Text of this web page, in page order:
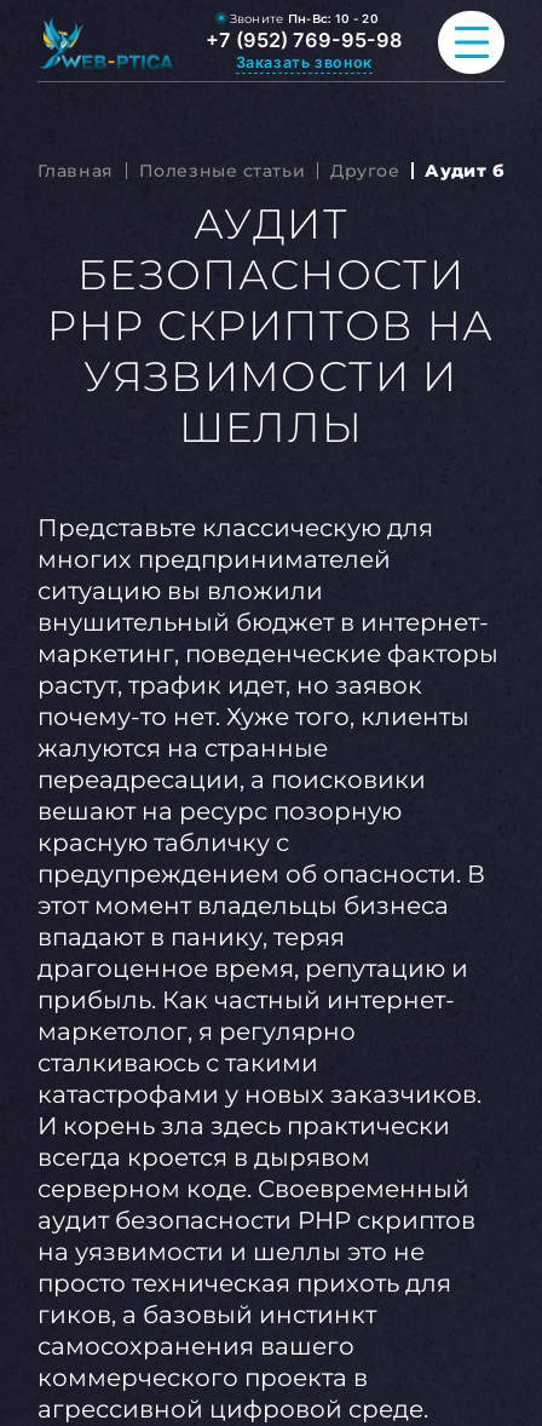
Звоните Пн-Вс: 10 - 20
+7 (952) 769-95-98
Заказать звонок
РАЗРАБОТКА САЙТА
ВСЕ УСЛУГИ
ПОРТФОЛИО
ОБО МНЕ
Главная Полезные статьи Другое Аудит
АУДИТ
БЕЗОПАСНОСТИ
PHP СКРИПТОВ НА
УЯЗВИМОСТИ И
ШЕЛЛЫ
Представьте классическую для
многих предпринимателей
ситуацию вы вложили
внушительный бюджет в интернет-
маркетинг, поведенческие факторы
растут, трафик идет, но заявок
почему-то нет. Хуже того, клиенты
жалуются на странные
переадресации, а поисковики
вешают на ресурс позорную
красную табличку с
предупреждением об опасности. В
этот момент владельцы бизнеса
впадают в панику, теряя
драгоценное время, репутацию и
прибыль. Как частный интернет-
маркетолог, я регулярно
сталкиваюсь с такими
катастрофами у новых заказчиков.
И корень зла здесь практически
всегда кроется в дырявом
серверном коде. Своевременный
аудит безопасности PHP скриптов
на уязвимости и шеллы это не
просто техническая прихоть для
гиков, а базовый инстинкт
самосохранения вашего
коммерческого проекта в
агрессивной цифровой среде.